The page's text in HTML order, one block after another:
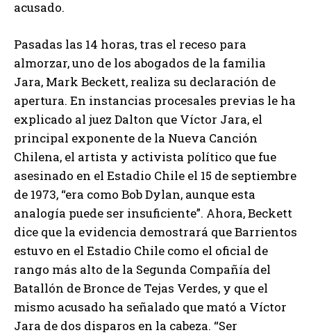
acusado.
Pasadas las 14 horas, tras el receso para
almorzar, uno de los abogados de la familia
Jara, Mark Beckett, realiza su declaración de
apertura. En instancias procesales previas le ha
explicado al juez Dalton que Víctor Jara, el
principal exponente de la Nueva Canción
Chilena, el artista y activista político que fue
asesinado en el Estadio Chile el 15 de septiembre
de 1973, “era como Bob Dylan, aunque esta
analogía puede ser insuficiente”. Ahora, Beckett
dice que la evidencia demostrará que Barrientos
estuvo en el Estadio Chile como el oficial de
rango más alto de la Segunda Compañía del
Batallón de Bronce de Tejas Verdes, y que el
mismo acusado ha señalado que mató a Víctor
Jara de dos disparos en la cabeza. “Ser